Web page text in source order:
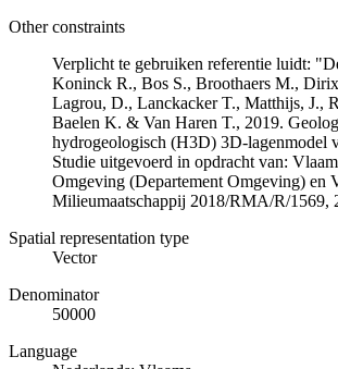
Other constraints
Verplicht te gebruiken referentie luidt:
Koninck R., Bos S., Broothaers M.,
Lagrou, D., Lanckacker T., Matthijs, J.,
Baelen K. & Van Haren T., 2019.
hydrogeologisch (H3D) 3D-lagenmodel
Studie uitgevoerd in opdracht van:
Omgeving (Departement Omgeving) en
Milieumaatschappij 2018/RMA/R/1569,
Spatial representation type
Vector
Denominator
50000
Language